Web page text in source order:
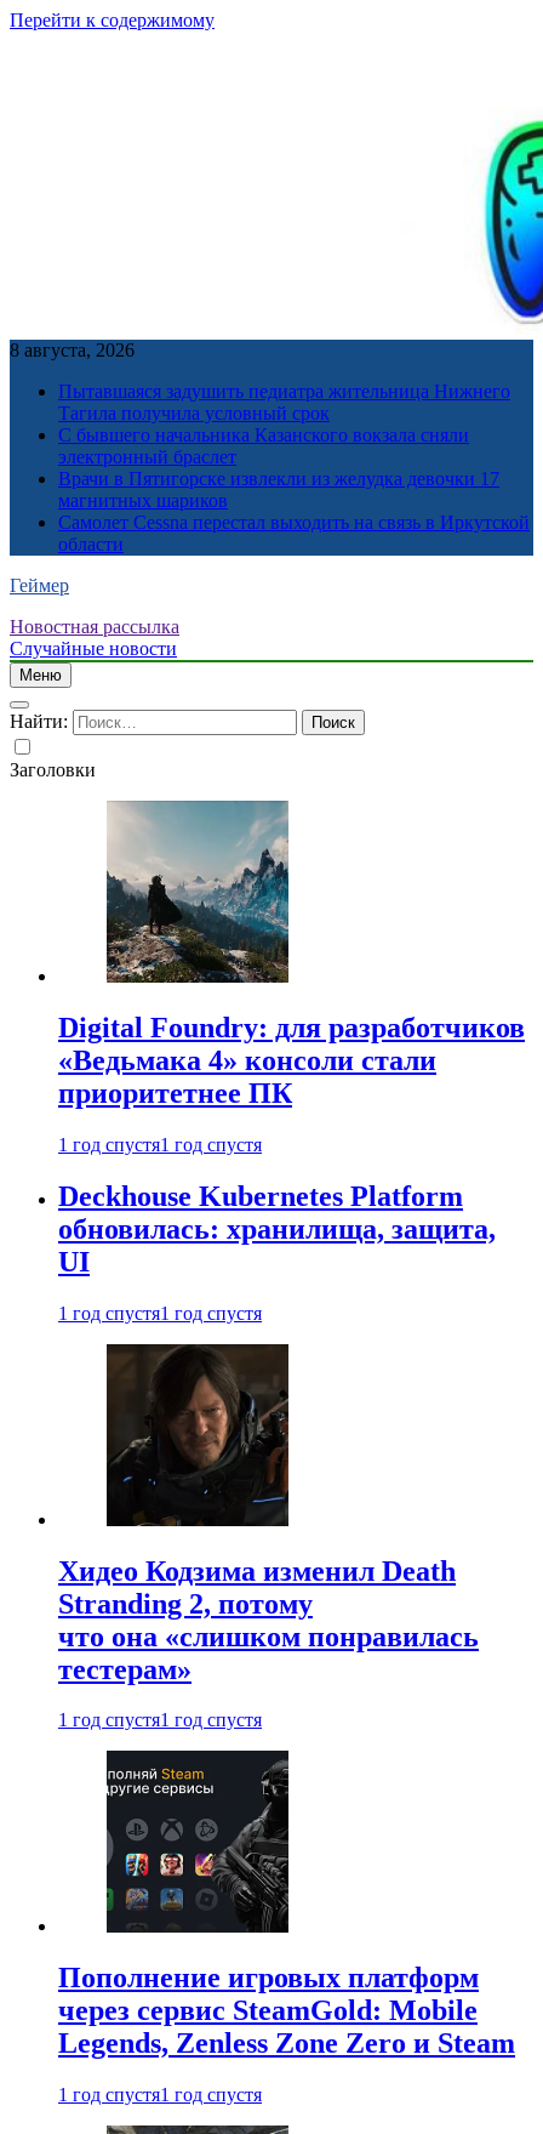
Перейти к содержимому
8 августа, 2026
Пытавшаяся задушить педиатра жительница Нижнего
Тагила получила условный срок
С бывшего начальника Казанского вокзала сняли
электронный браслет
Врачи в Пятигорске извлекли из желудка девочки 17
магнитных шариков
Самолет Cessna перестал выходить на связь в Иркутской
области
Геймер
Новостная рассылка
Случайные новости
Меню
Найти:
Заголовки
Digital Foundry: для разработчиков
«Ведьмака 4» консоли стали
приоритетнее ПК
1 год спустя1 год спустя
Deckhouse Kubernetes Platform
обновилась: хранилища, защита,
UI
1 год спустя1 год спустя
Хидео Кодзима изменил Death
Stranding 2, потому
что она «слишком понравилась
тестерам»
1 год спустя1 год спустя
Пополнение игровых платформ
через сервис SteamGold: Mobile
Legends, Zenless Zone Zero и Steam
1 год спустя1 год спустя